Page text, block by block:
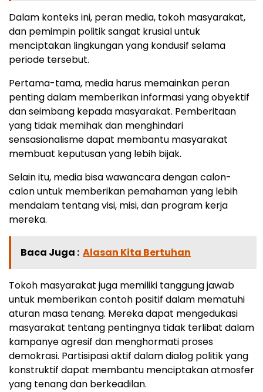
Dalam konteks ini, peran media, tokoh masyarakat,
dan pemimpin politik sangat krusial untuk
menciptakan lingkungan yang kondusif selama
periode tersebut.
Pertama-tama, media harus memainkan peran
penting dalam memberikan informasi yang obyektif
dan seimbang kepada masyarakat. Pemberitaan
yang tidak memihak dan menghindari
sensasionalisme dapat membantu masyarakat
membuat keputusan yang lebih bijak.
Selain itu, media bisa wawancara dengan calon-
calon untuk memberikan pemahaman yang lebih
mendalam tentang visi, misi, dan program kerja
mereka.
Baca Juga : Alasan Kita Bertuhan
Tokoh masyarakat juga memiliki tanggung jawab
untuk memberikan contoh positif dalam mematuhi
aturan masa tenang. Mereka dapat mengedukasi
masyarakat tentang pentingnya tidak terlibat dalam
kampanye agresif dan menghormati proses
demokrasi. Partisipasi aktif dalam dialog politik yang
konstruktif dapat membantu menciptakan atmosfer
yang tenang dan berkeadilan.